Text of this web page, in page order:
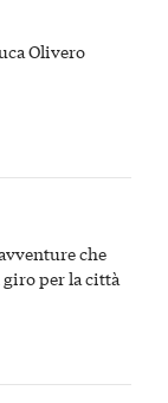
Olivero
che
per la città